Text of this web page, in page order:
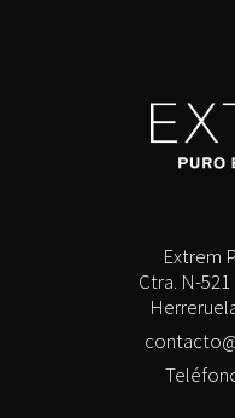
Extrem
Ctra. N-